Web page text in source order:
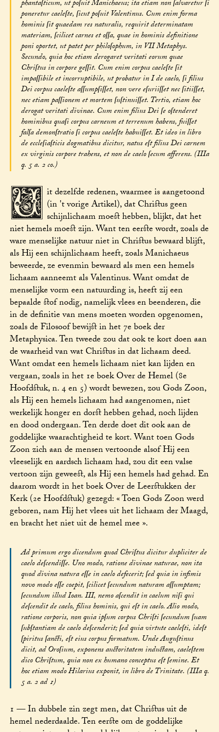
phantaſticum, ut poſuit Manichaeus; ita etiam non ſalvaretur ſi
poneretur caeleſte, ſicut poſuit Valentinus. Cum enim forma
hominis ſit quaedam res naturalis, requirit determinatam
materiam, ſcilicet carnes et oſſa, quae in hominis definitione
poni oportet, ut patet per philoſophum, in VII Metaphys.
Secundo, quia hoc etiam derogaret veritati eorum quae
Chriſtus in corpore geſſit. Cum enim corpus caeleſte ſit
impaſſibile et incorruptibile, ut probatur in I de caelo, ſi filius
Dei corpus caeleſte aſſumpſiſſet, non vere eſuriiſſet nec ſitiiſſet,
nec etiam paſſionem et mortem ſuſtinuiſſet. Tertio, etiam hoc
derogat veritati divinae. Cum enim filius Dei ſe oſtenderet
hominibus quaſi corpus carneum et terrenum habens, fuiſſet
falſa demonſtratio ſi corpus caeleſte habuiſſet. Et ideo in libro
de eccleſiaſticis dogmatibus dicitur, natus eſt filius Dei carnem
ex virginis corpore trahens, et non de caelo ſecum afferens. (IIIa
q. 5 a. 2 co.)
U it dezelfde redenen, waarmee is aangetoond
(in 't vorige Artikel), dat Christus geen
schijnlichaam moest hebben, blijkt, dat het
niet hemels moest zijn. Want ten eerste wordt, zoals de
ware menselijke natuur niet in Christus bewaard blijft,
als Hij een schijnlichaam heeft, zoals Manichaeus
beweerde, ze evenmin bewaard als men een hemels
lichaam aanneemt als Valentinus. Want omdat de
menselijke vorm een natuurding is, heeft zij een
bepaalde stof nodig, namelijk vlees en beenderen, die
in de definitie van mens moeten worden opgenomen,
zoals de Filosoof bewijst in het 7e boek der
Metaphysica. Ten tweede zou dat ook te kort doen aan
de waarheid van wat Christus in dat lichaam deed.
Want omdat een hemels lichaam niet kan lijden en
vergaan, zoals in het 1e boek Over de Hemel (8e
Hoofdstuk, n. 4 en 5) wordt bewezen, zou Gods Zoon,
als Hij een hemels lichaam had aangenomen, niet
werkelijk honger en dorst hebben gehad, noch lijden
en dood ondergaan. Ten derde doet dit ook aan de
goddelijke waarachtigheid te kort. Want toen Gods
Zoon zich aan de mensen vertoonde alsof Hij een
vleeselijk en aardsch lichaam had, zou dit een valse
vertoon zijn geweest, als Hij een hemels had gehad. En
daarom wordt in het boek Over de Leerstukken der
Kerk (2e Hoofdstuk) gezegd: « Toen Gods Zoon werd
geboren, nam Hij het vlees uit het lichaam der Maagd,
en bracht het niet uit de hemel mee ».
Ad primum ergo dicendum quod Chriſtus dicitur dupliciter de
caelo deſcendiſſe. Uno modo, ratione divinae naturae, non ita
quod divina natura eſſe in caelo defecerit; ſed quia in infimis
novo modo eſſe coepit, ſcilicet ſecundum naturam aſſumptam;
ſecundum illud Ioan. III, nemo aſcendit in caelum niſi qui
deſcendit de caelo, filius hominis, qui eſt in caelo. Alio modo,
ratione corporis, non quia ipſum corpus Chriſti ſecundum ſuam
ſubſtantiam de caelo deſcenderit; ſed quia virtute caeleſti, ideſt
ſpiritus ſancti, eſt eius corpus formatum. Unde Auguſtinus
dicit, ad Oroſium, exponens auctoritatem inductam, caeleſtem
dico Chriſtum, quia non ex humano conceptus eſt ſemine. Et
hoc etiam modo Hilarius exponit, in libro de Trinitate. (IIIa q.
5 a. 2 ad 1)
1 — In dubbele zin zegt men, dat Christus uit de
hemel nederdaalde. Ten eerste om de goddelijke